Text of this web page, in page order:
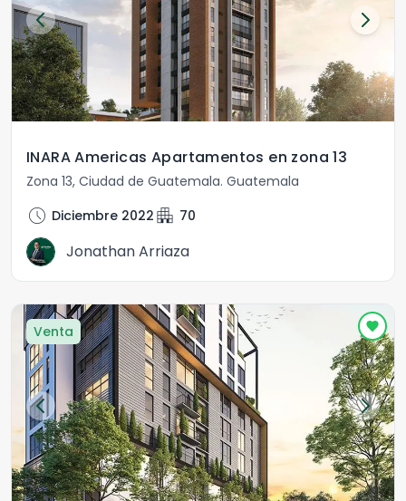
INARA Americas Apartamentos en zona 13
Zona 13, Ciudad de Guatemala. Guatemala
schedule Diciembre 2022 apartment 70
Jonathan Arriaza
Venta